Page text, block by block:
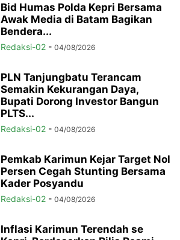
Bid Humas Polda Kepri Bersama
Awak Media di Batam Bagikan
Bendera...
Redaksi-02 - 04/08/2026
PLN Tanjungbatu Terancam
Semakin Kekurangan Daya,
Bupati Dorong Investor Bangun
PLTS...
Redaksi-02 - 04/08/2026
Pemkab Karimun Kejar Target Nol
Persen Cegah Stunting Bersama
Kader Posyandu
Redaksi-02 - 04/08/2026
Inflasi Karimun Terendah se